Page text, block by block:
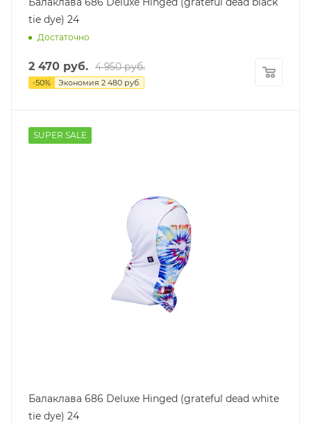
tie dye) 24
Достаточно
2 470 руб. 4 950руб.
-50% Экономия 2 480 руб.
SUPER SALE
Балаклава 686 Deluxe Hinged (grateful dead white
tie dye) 24